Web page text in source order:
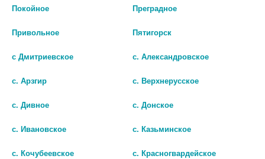
БЕНЗИДАМИН ДС 0,15%
ФАРИНОРМ БЕНЗИДАМИН
МЕСТН ПРИМ ДОЗИР 30МЛ
Покойное Преградное
Привольное Пятигорск
с Дмитриевское с. Александровское
с. Арзгир с. Верхнерусское
с. Дивное с. Донское
с. Ивановское с. Казьминское
с. Кочубеевское с. Красногвардейское